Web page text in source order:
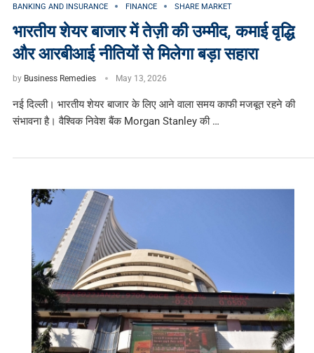
BANKING AND INSURANCE FINANCE SHARE MARKET
भारतीय शेयर बाजार में तेज़ी की उम्मीद, कमाई वृद्धि
और आरबीआई नीतियों से मिलेगा बड़ा सहारा
by Business Remedies May 13, 2026
नई दिल्ली। भारतीय शेयर बाजार के लिए आने वाला समय काफी मजबूत रहने की
संभावना है। वैश्विक निवेश बैंक Morgan Stanley की …